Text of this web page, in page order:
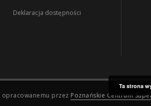
Deklaracja dostępności
opracowanemu przez Poznańskie Centrum
Ta strona